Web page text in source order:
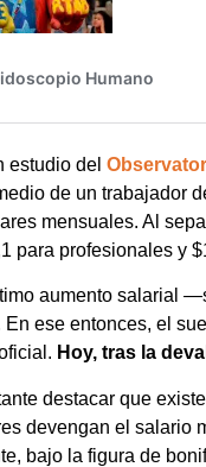
estudio del
de un trabajador
mensuales. Al
para profesionales y
aumento salarial
En ese entonces, el
Hoy, tras la
destacar que
devengan el salario
bajo la figura de